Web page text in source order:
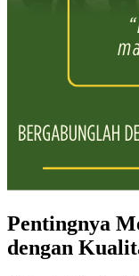
Pentingnya
dengan